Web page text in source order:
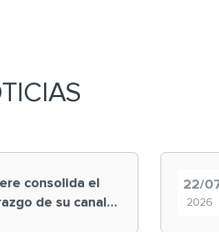
consolida el
de su canal
22/
2026